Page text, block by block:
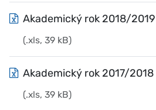
Akademický rok 2018/2019
(.xls, 39 kB)
Akademický rok 2017/2018
(.xls, 39 kB)